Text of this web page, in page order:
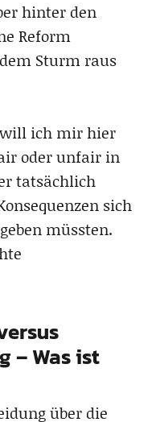
hinter den
Reform
Sturm raus
ich mir hier
oder unfair in
tatsächlich
sich
müssten.
– Was ist
über die